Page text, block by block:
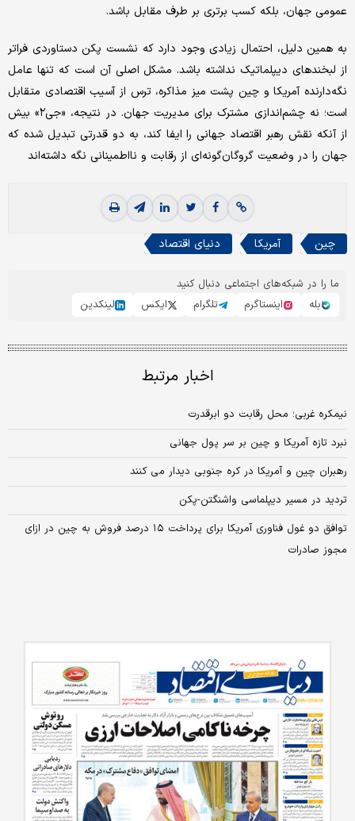
عمومی جهان، بلکه کسب برتری بر طرف مقابل باشد.
به همین دلیل، احتمال زیادی وجود دارد که نشست پکن دستاوردی فراتر
از لبخندهای دیپلماتیک نداشته باشد. مشکل اصلی آن است که تنها عامل
نگه‌دارنده آمریکا و چین پشت میز مذاکره، ترس از آسیب اقتصادی متقابل
است؛ نه چشم‌اندازی مشترک برای مدیریت جهان. در نتیجه، «جی۲» بیش
از آنکه نقش رهبر اقتصاد جهانی را ایفا کند، به دو قدرتی تبدیل شده که
جهان را در وضعیت گروگان‌گونه‌ای از رقابت و نااطمینانی نگه داشته‌اند
چین آمریکا دنیای اقتصاد
ما را در شبکه‌های اجتماعی دنبال کنید
بله
اینستاگرم تلگرام ایکس لینکدین
اخبار مرتبط
نیمکره غربی؛ محل رقابت دو ابرقدرت
نبرد تازه آمریکا و چین بر سر پول جهانی
رهبران چین و آمریکا در کره جنوبی دیدار می کنند
تردید در مسیر دیپلماسی واشنگتن-پکن
توافق دو غول فناوری آمریکا برای پرداخت ۱۵ درصد فروش به چین در ازای
مجوز صادرات